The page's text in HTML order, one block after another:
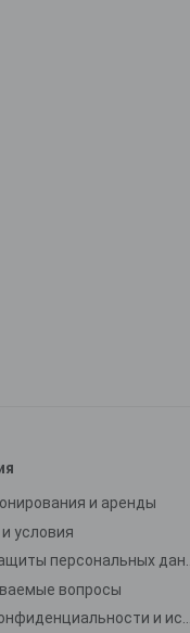
и аренды
условия
вопросы